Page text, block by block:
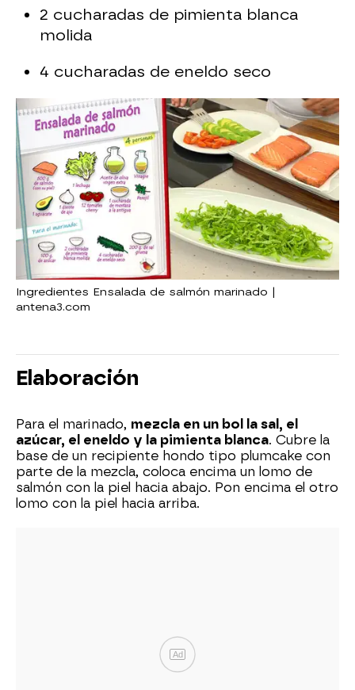
2 cucharadas de pimienta blanca
molida
4 cucharadas de eneldo seco
Ingredientes Ensalada de salmón marinado |
antena3.com
Elaboración
Para el marinado, mezcla en un bol la sal, el
azúcar, el eneldo y la pimienta blanca. Cubre la
base de un recipiente hondo tipo plumcake con
parte de la mezcla, coloca encima un lomo de
salmón con la piel hacia abajo. Pon encima el otro
lomo con la piel hacia arriba.
Ad